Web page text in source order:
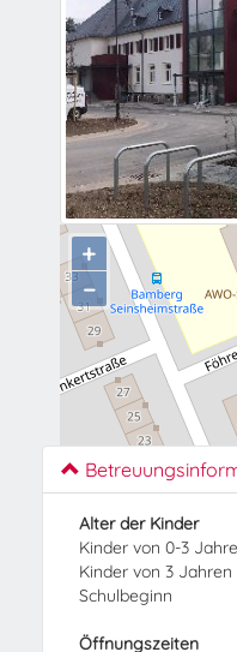
+
−
Alter der Kinder
Kinder von 0-3
Kinder von 3 Jahren
Schulbeginn
Öffnungszeiten